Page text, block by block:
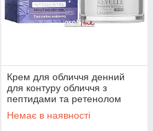
Крем для обличчя денний
для контуру обличчя з
пептидами та ретенолом
Revuele 50 мл
Немає в наявності